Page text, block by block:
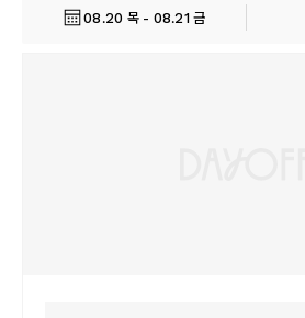
08.20 목 - 08.21 금